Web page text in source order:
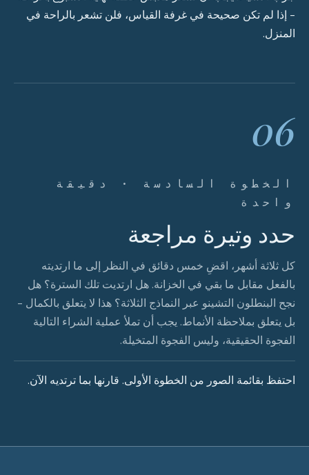
- إذا لم تكن صحيحة في غرفة القياس، فلن تشعر بالراحة في
المنزل.
06
الخطوة السادسة · دقيقة
واحدة
حدد وتيرة مراجعة
كل ثلاثة أشهر، اقضِ خمس دقائق في النظر إلى ما ارتديته
بالفعل مقابل ما بقي في الخزانة. هل ارتديت تلك السترة؟ هل
نجح البنطلون التشينو عبر النماذج الثلاثة؟ هذا لا يتعلق بالكمال -
بل يتعلق بملاحظة الأنماط. يجب أن تملأ عملية الشراء التالية
الفجوة الحقيقية، وليس الفجوة المتخيلة.
احتفظ بقائمة الصور من الخطوة الأولى. قارنها بما ترتديه الآن.